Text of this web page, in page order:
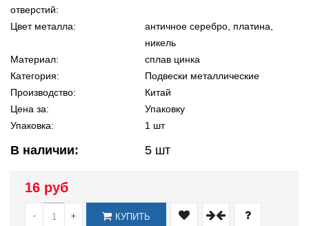
отверстий:
Цвет металла:
античное серебро, платина,
никель
Материал:
сплав цинка
Категория:
Подвески металлические
Производство:
Китай
Цена за:
Упаковку
Упаковка:
1 шт
В наличии: 5 шт
16 руб
- + КУПИТЬ